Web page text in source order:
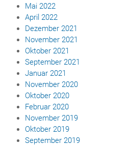
Mai 2022
April 2022
Dezember 2021
November 2021
Oktober 2021
September 2021
Januar 2021
November 2020
Oktober 2020
Februar 2020
November 2019
Oktober 2019
September 2019